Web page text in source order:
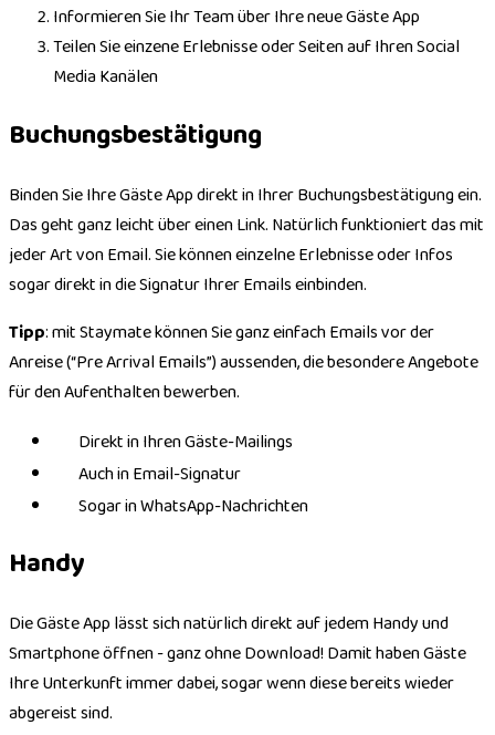
Informieren Sie Ihr Team über Ihre neue Gäste App
Teilen Sie einzene Erlebnisse oder Seiten auf Ihren Social
Media Kanälen
Buchungsbestätigung
Binden Sie Ihre Gäste App direkt in Ihrer Buchungsbestätigung ein.
Das geht ganz leicht über einen Link. Natürlich funktioniert das mit
jeder Art von Email. Sie können einzelne Erlebnisse oder Infos
sogar direkt in die Signatur Ihrer Emails einbinden.
Tipp: mit Staymate können Sie ganz einfach Emails vor der
Anreise (“Pre Arrival Emails”) aussenden, die besondere Angebote
für den Aufenthalten bewerben.
Direkt in Ihren Gäste-Mailings
Auch in Email-Signatur
Sogar in WhatsApp-Nachrichten
Handy
Die Gäste App lässt sich natürlich direkt auf jedem Handy und
Smartphone öffnen - ganz ohne Download! Damit haben Gäste
Ihre Unterkunft immer dabei, sogar wenn diese bereits wieder
abgereist sind.